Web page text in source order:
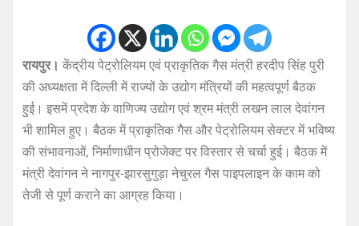
रायपुर। केंद्रीय पेट्रोलियम एवं प्राकृतिक गैस मंत्री हरदीप सिंह पुरी
की अध्यक्षता में दिल्ली में राज्यों के उद्योग मंत्रियों की महत्वपूर्ण बैठक
हुई। इसमें प्रदेश के वाणिज्य उद्योग एवं श्रम मंत्री लखन लाल देवांगन
भी शामिल हुए। बैठक में प्राकृतिक गैस और पेट्रोलियम सेक्टर में भविष्य
की संभावनाओं, निर्माणाधीन प्रोजेक्ट पर विस्तार से चर्चा हुई। बैठक में
मंत्री देवांगन ने नागपुर-झारसुगुड़ा नेचुरल गैस पाइपलाइन के काम को
तेजी से पूर्ण कराने का आग्रह किया।